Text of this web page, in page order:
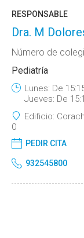
RESPONSABLE
Dra. M
Número de
Pediatría
Lunes: De
Jueves: De
Edificio:
0
PEDIR CITA
932545800